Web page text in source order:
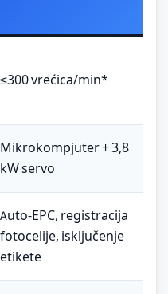
≤300 vrećica/min*
Mikrokompjuter + 3,8
kW servo
Auto-EPC, registracija
fotocelije, isključenje
etikete